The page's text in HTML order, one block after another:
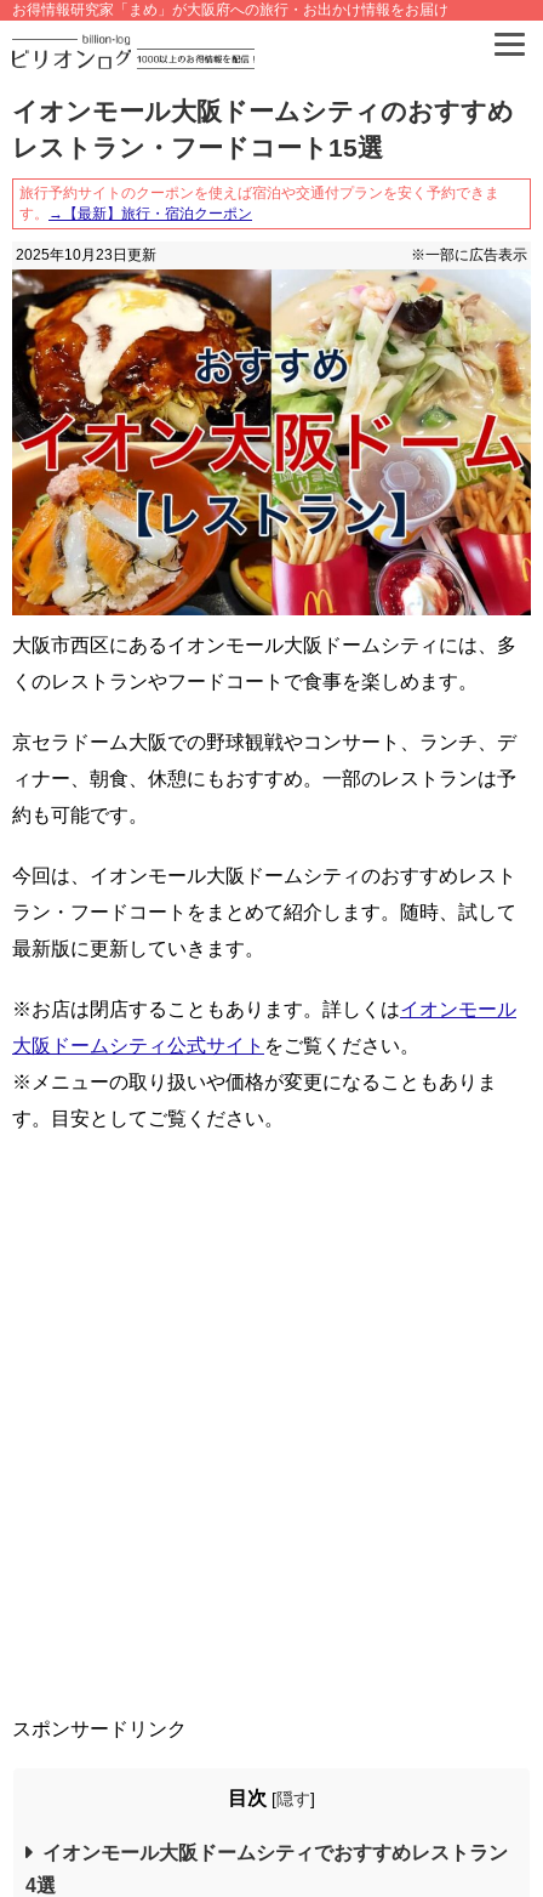
お得情報研究家「まめ」が大阪府への旅行・お出かけ情報をお届け
イオンモール大阪ドームシティのおすすめ
レストラン・フードコート15選
旅行予約サイトのクーポンを使えば宿泊や交通付プランを安く予約できま
す。
→【最新】旅行・宿泊クーポン
2025年10月23日 更新 ※一部に広告表示
大阪市西区にあるイオンモール大阪ドームシティには、多
くのレストランやフードコートで食事を楽しめます。
京セラドーム大阪での野球観戦やコンサート、ランチ、デ
ィナー、朝食、休憩にもおすすめ。一部のレストランは予
約も可能です。
今回は、イオンモール大阪ドームシティのおすすめレスト
ラン・フードコートをまとめて紹介します。随時、試して
最新版に更新していきます。
※お店は閉店することもあります。詳しくはイオンモール
大阪ドームシティ公式サイト をご覧ください。
※メニューの取り扱いや価格が変更になることもありま
す。目安としてご覧ください。
スポンサードリンク
目次 [隠す]
イオンモール大阪ドームシティでおすすめレストラン
4選